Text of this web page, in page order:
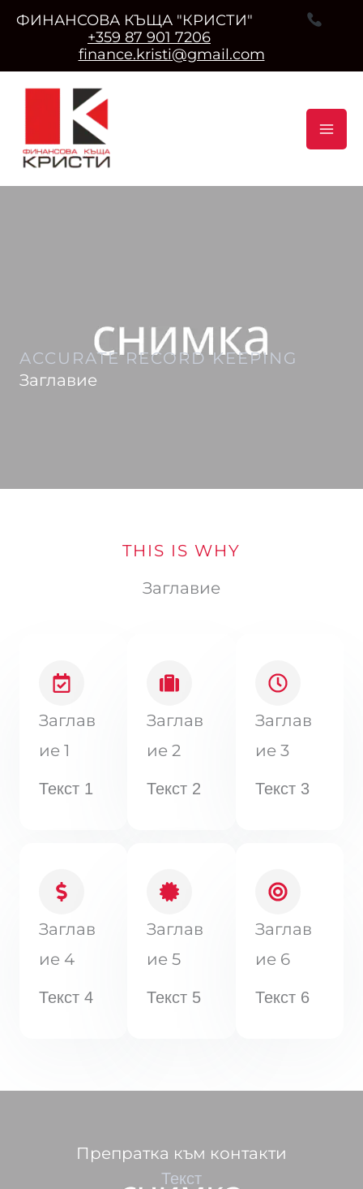
Skip
content
ACCURATE RECORD KEEPING
Заглавие
THIS IS WHY
Заглавие
Заглав
ие 1
Текст 1
Заглав
ие 2
Текст 2
Заглав
ие 3
Текст 3
Заглав
ие 4
Текст 4
Заглав
ие 5
Текст 5
Заглав
ие 6
Текст 6
Препратка към контакти
Текст
ФИНАНСОВА КЪЩА "КРИСТИ"
+359 87 901 7206
finance.kristi@gmail.com